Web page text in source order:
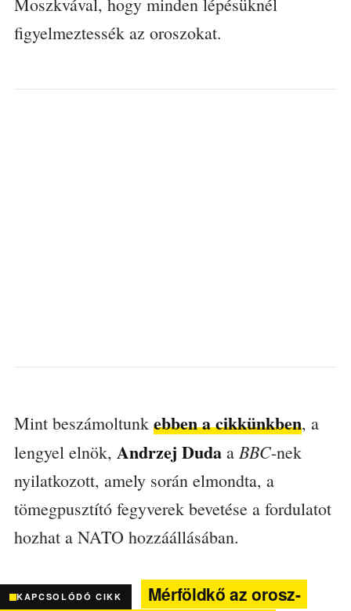
figyelmeztessék az oroszokat.
Mint beszámoltunk ebben a cikkünkben, a
lengyel elnök, Andrzej Dudaa BBC-nek
nyilatkozott, amely során elmondta, a
tömegpusztító fegyverek bevetése a fordulatot
hozhat a NATO hozzáállásában.
KAPCSOLÓDÓ CIKK
Mérföldkő az orosz-